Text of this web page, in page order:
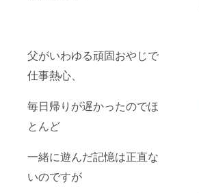
父がいわゆる頑固おやじで
仕事熱心、
毎日帰りが遅かったのでほ
とんど
一緒に遊んだ記憶は正直な
いのですが